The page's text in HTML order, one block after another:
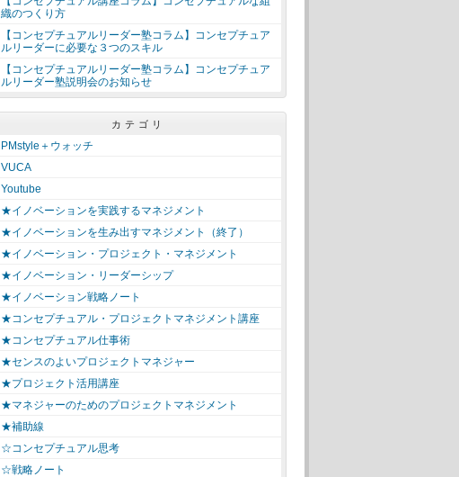
織のつくり方
【コンセプチュアルリーダー塾コラム】コンセプチュア
ルリーダーに必要な３つのスキル
【コンセプチュアルリーダー塾コラム】コンセプチュア
ルリーダー塾説明会のお知らせ
カテゴリ
PMstyle＋ウォッチ
VUCA
Youtube
★イノベーションを実践するマネジメント
★イノベーションを生み出すマネジメント（終了）
★イノベーション・プロジェクト・マネジメント
★イノベーション・リーダーシップ
★イノベーション戦略ノート
★コンセプチュアル・プロジェクトマネジメント講座
★コンセプチュアル仕事術
★センスのよいプロジェクトマネジャー
★プロジェクト活用講座
★マネジャーのためのプロジェクトマネジメント
★補助線
☆コンセプチュアル思考
☆戦略ノート